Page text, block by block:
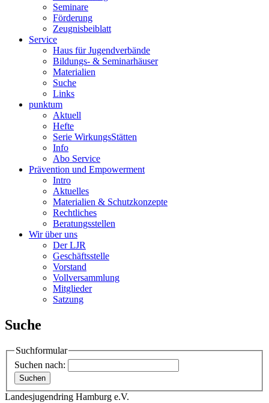
Seminare
Förderung
Zeugnisbeiblatt
Service
Haus für Jugendverbände
Bildungs- & Seminarhäuser
Materialien
Suche
Links
punktum
Aktuell
Hefte
Serie WirkungsStätten
Info
Abo Service
Prävention und Empowerment
Intro
Aktuelles
Materialien & Schutzkonzepte
Rechtliches
Beratungsstellen
Wir über uns
Der LJR
Geschäftsstelle
Vorstand
Vollversammlung
Mitglieder
Satzung
Suche
Suchformular
Suchen nach:
Landesjugendring Hamburg e.V.